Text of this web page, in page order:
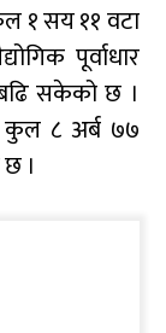
१ सय ११ वटा
पूर्वाधार
बढि सकेको छ ।
कुल ८ अर्ब ७७
।